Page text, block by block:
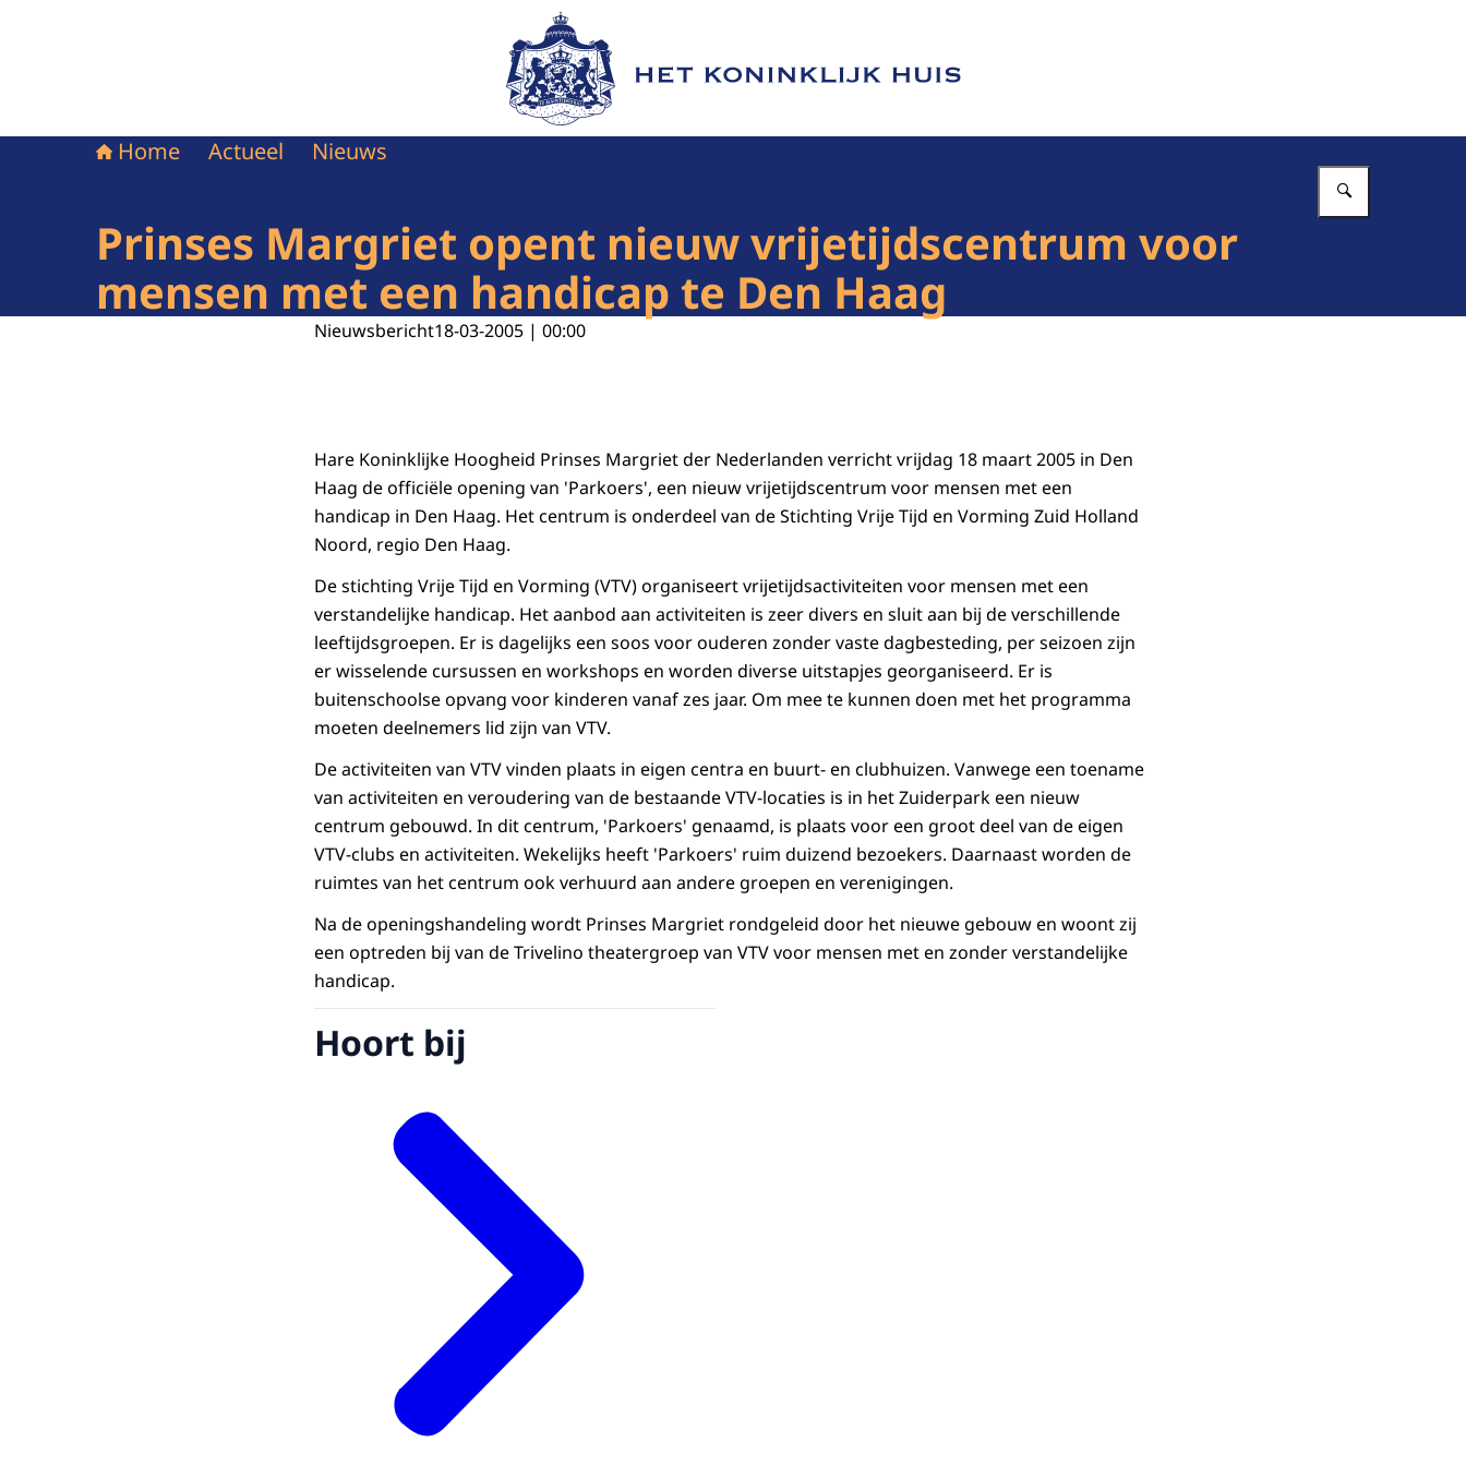
Naar de homepage van Het Koninklijk Huis
Home Actueel Nieuws
Prinses Margriet opent nieuw vrijetijdscentrum voor
mensen met een handicap te Den Haag
Nieuwsbericht18-03-2005 | 00:00
Hare Koninklijke Hoogheid Prinses Margriet der Nederlanden verricht vrijdag 18 maart 2005 in Den
Haag de officiële opening van 'Parkoers', een nieuw vrijetijdscentrum voor mensen met een
handicap in Den Haag. Het centrum is onderdeel van de Stichting Vrije Tijd en Vorming Zuid Holland
Noord, regio Den Haag.
De stichting Vrije Tijd en Vorming (VTV) organiseert vrijetijdsactiviteiten voor mensen met een
verstandelijke handicap. Het aanbod aan activiteiten is zeer divers en sluit aan bij de verschillende
leeftijdsgroepen. Er is dagelijks een soos voor ouderen zonder vaste dagbesteding, per seizoen zijn
er wisselende cursussen en workshops en worden diverse uitstapjes georganiseerd. Er is
buitenschoolse opvang voor kinderen vanaf zes jaar. Om mee te kunnen doen met het programma
moeten deelnemers lid zijn van VTV.
De activiteiten van VTV vinden plaats in eigen centra en buurt- en clubhuizen. Vanwege een toename
van activiteiten en veroudering van de bestaande VTV-locaties is in het Zuiderpark een nieuw
centrum gebouwd. In dit centrum, 'Parkoers' genaamd, is plaats voor een groot deel van de eigen
VTV-clubs en activiteiten. Wekelijks heeft 'Parkoers' ruim duizend bezoekers. Daarnaast worden de
ruimtes van het centrum ook verhuurd aan andere groepen en verenigingen.
Na de openingshandeling wordt Prinses Margriet rondgeleid door het nieuwe gebouw en woont zij
een optreden bij van de Trivelino theatergroep van VTV voor mensen met en zonder verstandelijke
handicap.
Hoort bij